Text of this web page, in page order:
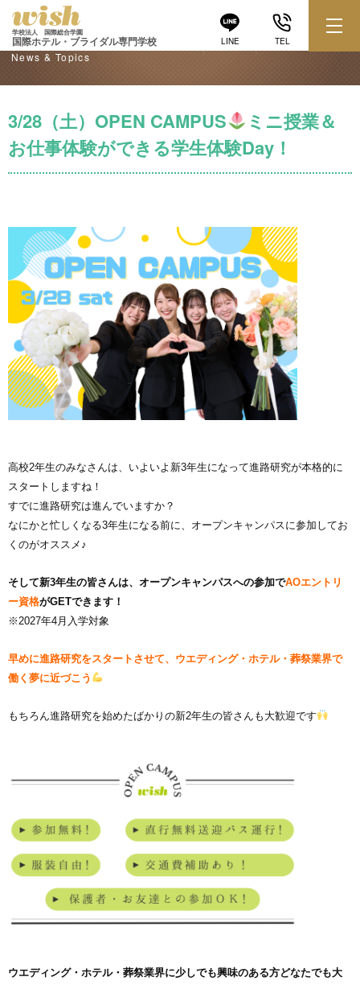
LINE TEL
学校法人 国際総合学園
国際ホテル・ブライダル専門学校
学校からのお知らせ
News & Topics
3/28（土）OPEN CAMPUS
ミニ授業＆
お仕事体験ができる学生体験Day！
高校2年生のみなさんは、いよいよ新3年生になって進路研究が本格的に
スタートしますね！
すでに進路研究は進んでいますか？
なにかと忙しくなる3年生になる前に、オープンキャンパスに参加してお
くのがオススメ♪
そして新3年生の皆さんは、オープンキャンパスへの参加でAOエントリ
ー資格がGETできます！
※2027年4月入学対象
早めに進路研究をスタートさせて、ウエディング・ホテル・葬祭業界で
働く夢に近づこう
もちろん進路研究を始めたばかりの新2年生の皆さんも大歓迎です
ウエディング・ホテル・葬祭業界に少しでも興味のある方どなたでも大